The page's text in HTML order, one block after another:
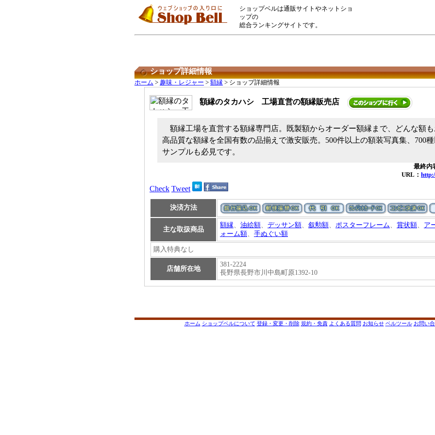
ショップベルは通販サイトやネットショ
ップの
総合ランキングサイトです。
ショップ詳細情報
ホーム > 趣味・レジャー > 額縁 > ショップ詳細情報
額縁のタカハシ 工場直営の額縁販売店
額縁工場を直営する額縁専門店。既製額からオーダー額縁まで、どんな額も
高品質な額縁を全国有数の品揃えで激安販売。500件以上の額装写真集、700
サンプルも必見です。
最終内
URL：
Check Tweet
決済方法
主な取扱商品
額縁、 油絵額、 デッサン額、 叙勲額、 ポスターフレーム、 賞状額、 ア
ォーム額、 手ぬぐい額
購入特典なし
店舗所在地
381-2224
長野県長野市川中島町原1392-10
ホーム ショップベルについて 登録・変更・削除 規約・免責 よくある質問 お知らせ ベルツール お問い